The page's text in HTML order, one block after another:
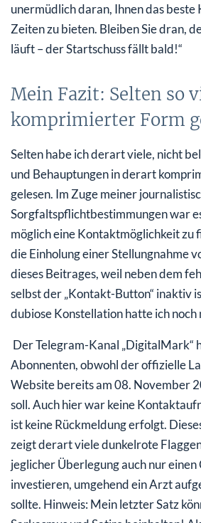
unermüdlich daran, Ihnen das
Zeiten zu bieten. Bleiben Sie dran,
läuft – der Startschuss fällt bald!“
Mein Fazit: Selten so
komprimierter Form
Selten habe ich derart viele, nicht
und Behauptungen in derart
gelesen. Im Zuge meiner
Sorgfaltspflichtbestimmungen war
möglich eine Kontaktmöglichkeit zu
die Einholung einer Stellungnahme
dieses Beitrages, weil neben dem
selbst der „Kontakt-Button“ inaktiv
dubiose Konstellation hatte ich noch
Der Telegram-Kanal „DigitalMark“
Abonnenten, obwohl der offizielle
Website bereits am 08. November
soll. Auch hier war keine
ist keine Rückmeldung erfolgt.
zeigt derart viele dunkelrote
jeglicher Überlegung auch nur einen
investieren, umgehend ein Arzt
sollte. Hinweis: Mein letzter Satz